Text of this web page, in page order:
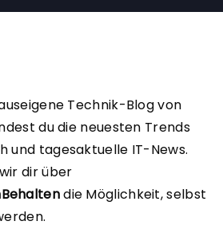
Technik-Blog von
du die neuesten Trends
und tagesaktuelle IT-News.
dir über
die Möglichkeit, selbst